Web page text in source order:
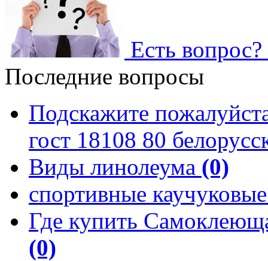
Есть
Последние вопросы
Подскажите
гост 18108 80
Виды линолеума (0)
спортивные
Где купить
(0)